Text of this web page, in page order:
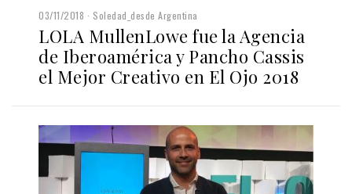
03/11/2018 Soledad_desde Argentina
LOLA MullenLowe fue la Agencia
de Iberoamérica y Pancho Cassis
el Mejor Creativo en El Ojo 2018